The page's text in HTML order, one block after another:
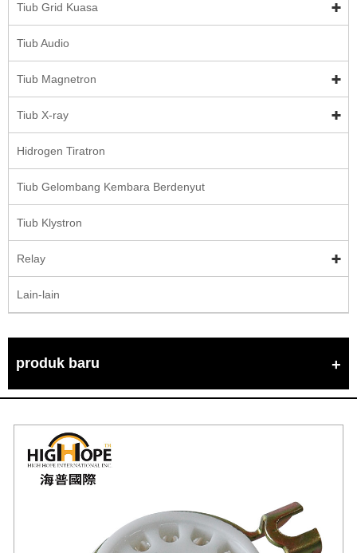
Tiub Grid Kuasa
Tiub Audio
Tiub Magnetron
Tiub X-ray
Hidrogen Tiratron
Tiub Gelombang Kembara Berdenyut
Tiub Klystron
Relay
Lain-lain
produk baru